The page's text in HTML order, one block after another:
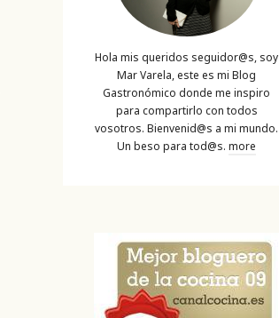
Hola mis queridos seguidor@s, soy
Mar Varela, este es mi Blog
Gastronómico donde me inspiro
para compartirlo con todos
vosotros. Bienvenid@s a mi mundo.
Un beso para tod@s.more